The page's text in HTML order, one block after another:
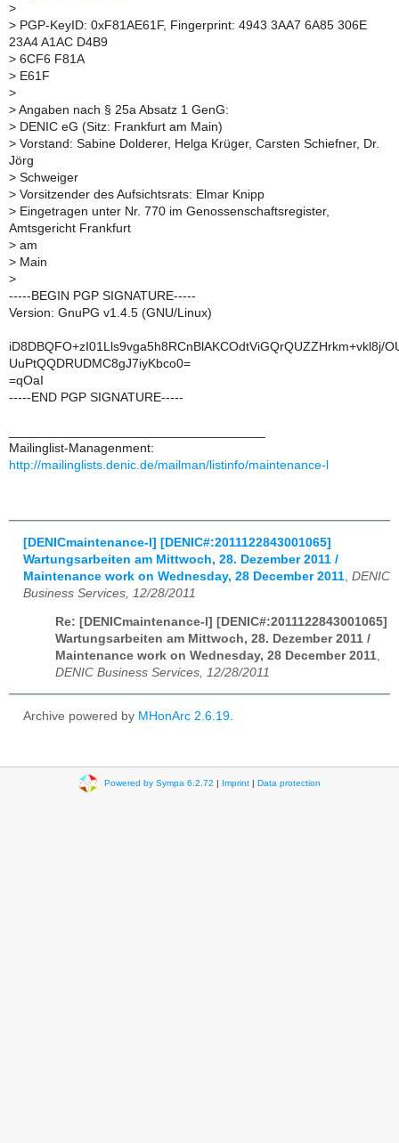
>
> PGP-KeyID: 0xF81AE61F, Fingerprint: 4943 3AA7 6A85 306E
23A4 A1AC D4B9
> 6CF6 F81A
> E61F
>
> Angaben nach § 25a Absatz 1 GenG:
> DENIC eG (Sitz: Frankfurt am Main)
> Vorstand: Sabine Dolderer, Helga Krüger, Carsten Schiefner, Dr.
Jörg
> Schweiger
> Vorsitzender des Aufsichtsrats: Elmar Knipp
> Eingetragen unter Nr. 770 im Genossenschaftsregister,
Amtsgericht Frankfurt
> am
> Main
>
-----BEGIN PGP SIGNATURE-----
Version: GnuPG v1.4.5 (GNU/Linux)
iD8DBQFO+zI01Lls9vga5h8RCnBlAKCOdtViGQrQUZZHrkm+vkl8j/
UuPtQQDRUDMC8gJ7iyKbco0=
=qOaI
-----END PGP SIGNATURE-----
Mailinglist-Managenment:
http://mailinglists.denic.de/mailman/listinfo/maintenance-l
[DENICmaintenance-l] [DENIC#:2011122843001065]
Wartungsarbeiten am Mittwoch, 28. Dezember 2011 /
Maintenance work on Wednesday, 28 December 2011 DENIC
Business Services, 12/28/2011
Re: [DENICmaintenance-l] [DENIC#:2011122843001065]
Wartungsarbeiten am Mittwoch, 28. Dezember 2011 /
Maintenance work on Wednesday, 28 December 2011,
DENIC Business Services, 12/28/2011
Archive powered by MHonArc 2.6.19.
Powered by Sympa 6.2.72 | Imprint| Data protection